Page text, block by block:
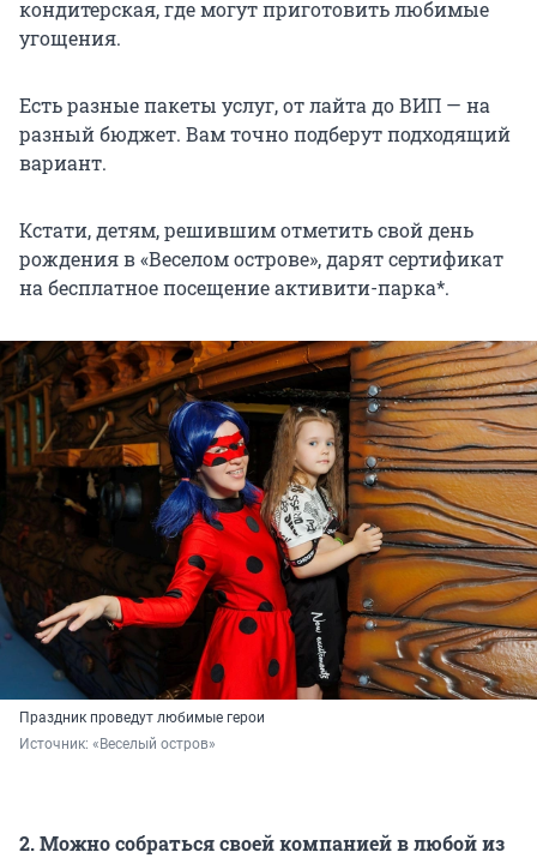
кондитерская, где могут приготовить любимые
угощения.
Есть разные пакеты услуг, от лайта до ВИП — на
разный бюджет. Вам точно подберут подходящий
вариант.
Кстати, детям, решившим отметить свой день
рождения в «Веселом острове», дарят сертификат
на бесплатное посещение активити-парка*.
Праздник проведут любимые герои
Источник: «Веселый остров»
2. Можно собраться своей компанией в любой из